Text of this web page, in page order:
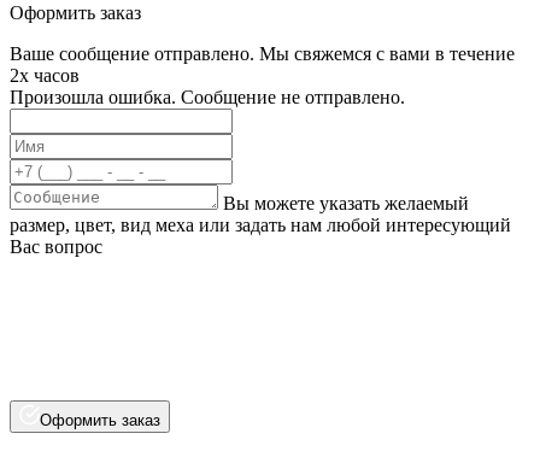
Оформить заказ
Ваше сообщение отправлено. Мы свяжемся с вами в течение
2х часов
Произошла ошибка. Сообщение не отправлено.
Вы можете указать желаемый
размер, цвет, вид меха или задать нам любой интересующий
Вас вопрос
Оформить заказ